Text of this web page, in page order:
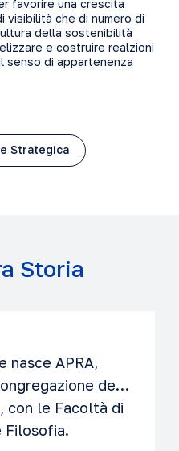
favorire una crescita
visibilità che di numero di
della sostenibilità
e costruire realzioni
senso di appartenenza
Strategica
Storia
nasce APRA,
dei
con le Facoltà di
Filosofia.